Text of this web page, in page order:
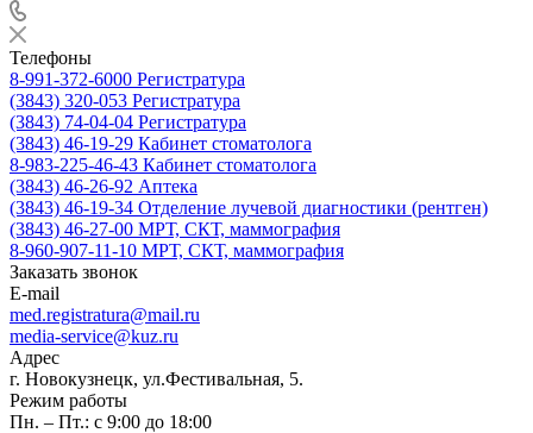
Телефоны
8-991-372-6000 Регистратура
(3843) 320-053 Регистратура
(3843) 74-04-04 Регистратура
(3843) 46-19-29 Кабинет стоматолога
8-983-225-46-43 Кабинет стоматолога
(3843) 46-26-92 Аптека
(3843) 46-19-34 Отделение лучевой диагностики (рентген)
(3843) 46-27-00 МРТ, СКТ, маммография
8-960-907-11-10 МРТ, СКТ, маммография
Заказать звонок
E-mail
med.registratura@mail.ru
media-service@kuz.ru
Адрес
г. Новокузнецк, ул.Фестивальная, 5.
Режим работы
Пн. – Пт.: с 9:00 до 18:00